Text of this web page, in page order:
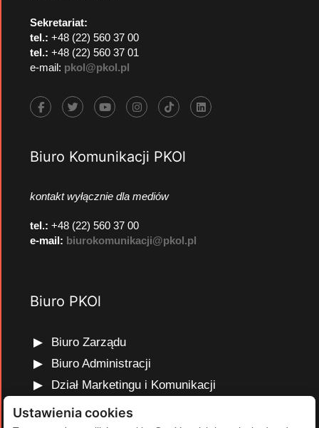
Sekretariat:
tel.: +48 (22) 560 37 00
tel.: +48 (22) 560 37 01
e-mail: pkol@pkol.pl
Biuro Komunikacji PKOl
kontakt wyłącznie dla mediów
tel.: +48 (22) 560 37 00
e-mail: biurokomunikacji@pkol.pl
Biuro PKOl
Biuro Zarządu
Biuro Administracji
Dział Marketingu i Komunikacji
Dział Edukacji Olimpijskiej
Ustawienia cookies